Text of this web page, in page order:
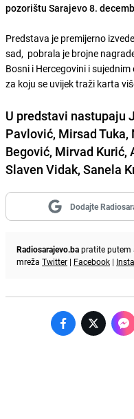
pozorištu Sarajevo 8.
Predstava je premijerno
sad, pobrala je brojne
Bosni i Hercegovini i
za koju se uvijek traži karta
U predstavi nastupaju
Pavlović, Mirsad
Begović, Mirvad Kurić,
Slaven Vidak, Sanela
Dodajte
Radiosarajevo.bapratite putem
mreža Twitter | Facebook |